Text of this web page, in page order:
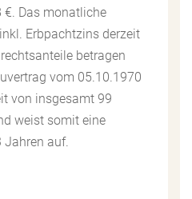
€. Das monatliche
Erbpachtzins derzeit
betragen
vom 05.10.1970
von insgesamt 99
weist somit eine
Jahren auf.